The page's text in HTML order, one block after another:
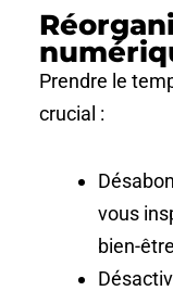
Prendre le
crucial :
vous
bien-